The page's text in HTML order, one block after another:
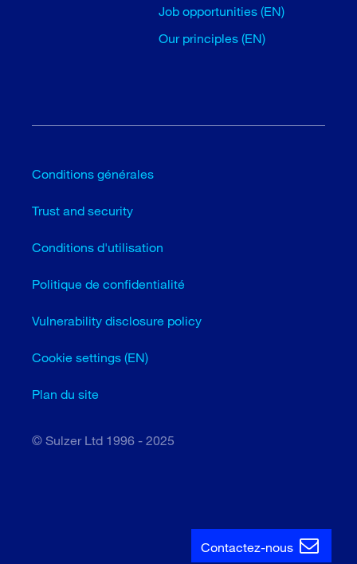
Job opportunities (EN)
Our principles (EN)
Conditions générales
Trust and security
Conditions d'utilisation
Politique de confidentialité
Vulnerability disclosure policy
Cookie settings (EN)
Plan du site
© Sulzer Ltd 1996 - 2025
Contactez-nous